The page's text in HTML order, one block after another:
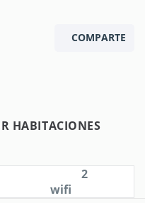
COMPARTE
HABITACIONES
2
wifi